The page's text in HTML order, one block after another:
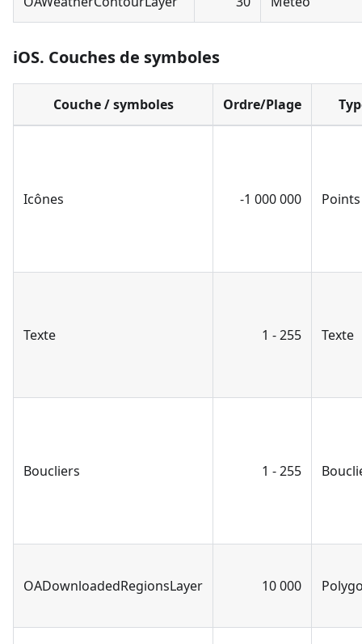
iOS. Couches de symboles
Couche / symboles Ordre/Plage
Icônes -1 000 000 Points
Texte 1 - 255 Texte
Boucliers 1 - 255
OADownloadedRegionsLayer 10 000